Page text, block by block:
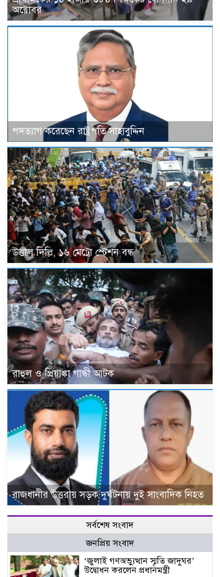
অক্টোবর
পদত্যাগ করেছেন রাষ্ট্রপতি সাহাবুদ্দিন
উত্তাল দিল্লি, ১৬ মেট্রো স্টেশন বন্ধ
রাহুল ও প্রিয়াঙ্কা গান্ধী আটক
রাজধানীর উত্তরায় সড়ক দুর্ঘটনায় দুই সাংবাদিক নিহত
সর্বশেষ সংবাদ
জনপ্রিয় সংবাদ
‘জুলাই গণঅভ্যুত্থান স্মৃতি জাদুঘর’
উদ্বোধন করলেন প্রধানমন্ত্রী